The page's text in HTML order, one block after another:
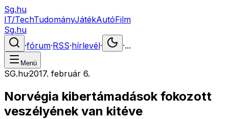
Sg.hu
IT/TechTudományJátékAutóFilm
Sg.hu
·fórum·RSS·hírlevél· ·...
Menü
SG.hu·2017. február 6.
Norvégia kibertámadások fokozott
veszélyének van kitéve